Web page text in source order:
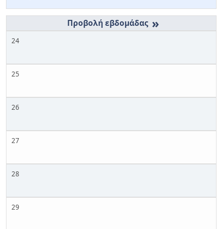
»
24
25
26
27
28
29